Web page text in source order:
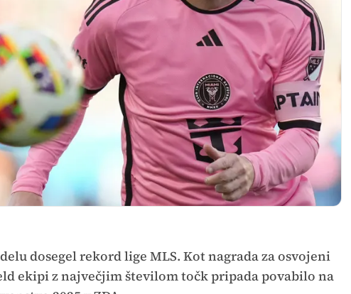
dosegel rekord lige MLS. Kot nagrada za osvojeni
ekipi z največjim številom točk pripada povabilo na